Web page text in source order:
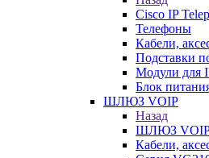
Cisco IP
Телефоны
Кабели,
Подставки
Модули для
Блок
ШЛЮЗ VOIP
Назад
ШЛЮЗ
Кабели,